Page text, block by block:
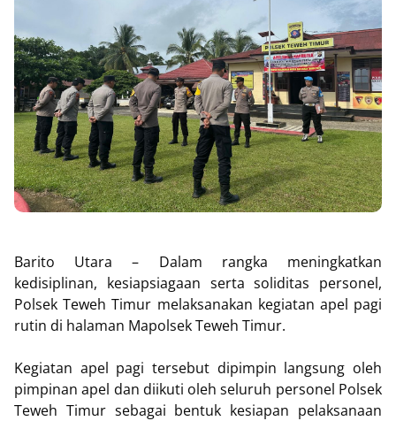
Barito Utara – Dalam rangka meningkatkan
kedisiplinan, kesiapsiagaan serta soliditas personel,
Polsek Teweh Timur melaksanakan kegiatan apel pagi
rutin di halaman Mapolsek Teweh Timur.
Kegiatan apel pagi tersebut dipimpin langsung oleh
pimpinan apel dan diikuti oleh seluruh personel Polsek
Teweh Timur sebagai bentuk kesiapan pelaksanaan